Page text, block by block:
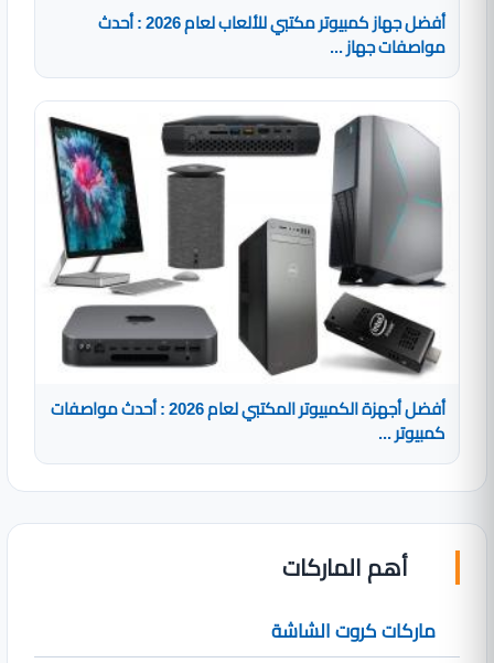
أفضل جهاز كمبيوتر مكتبي للألعاب لعام 2026 : أحدث
مواصفات جهاز ...
أفضل أجهزة الكمبيوتر المكتبي لعام 2026 : أحدث مواصفات
كمبيوتر ...
أهم الماركات
ماركات كروت الشاشة